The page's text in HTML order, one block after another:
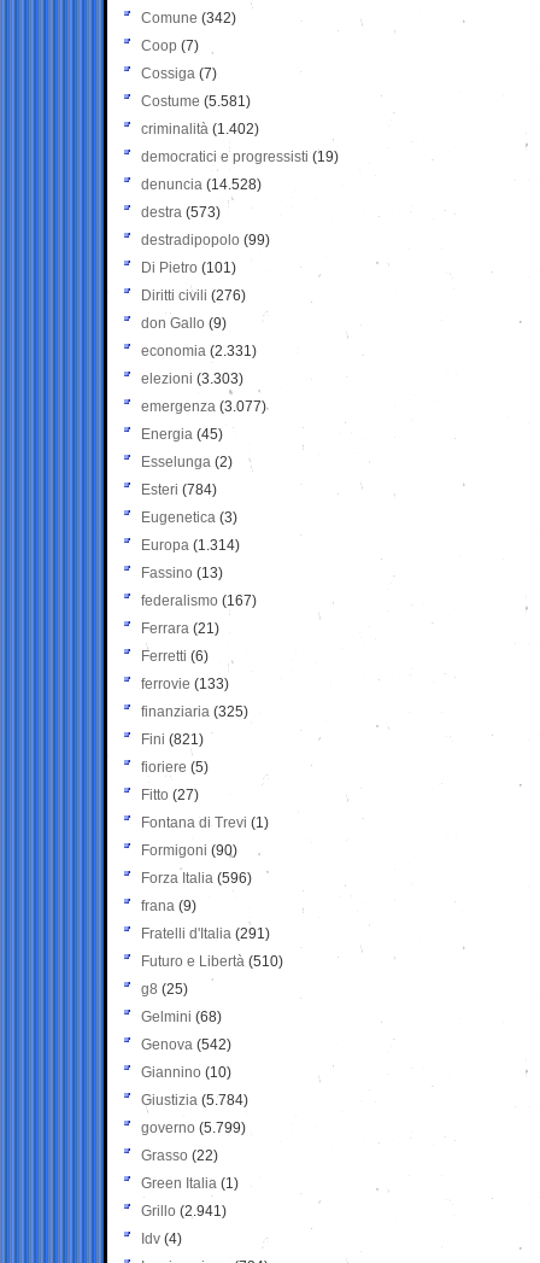
Comune (342)
Coop (7)
Cossiga (7)
Costume (5.581)
criminalità (1.402)
democratici e progressisti (19)
denuncia (14.528)
destra (573)
destradipopolo (99)
Di Pietro (101)
Diritti civili (276)
don Gallo (9)
economia (2.331)
elezioni (3.303)
emergenza (3.077)
Energia (45)
Esselunga (2)
Esteri (784)
Eugenetica (3)
Europa (1.314)
Fassino (13)
federalismo (167)
Ferrara (21)
Ferretti (6)
ferrovie (133)
finanziaria (325)
Fini (821)
fioriere (5)
Fitto (27)
Fontana di Trevi (1)
Formigoni (90)
Forza Italia (596)
frana (9)
Fratelli d'Italia (291)
Futuro e Libertà (510)
g8 (25)
Gelmini (68)
Genova (542)
Giannino (10)
Giustizia (5.784)
governo (5.799)
Grasso (22)
Green Italia (1)
Grillo (2.941)
Idv (4)